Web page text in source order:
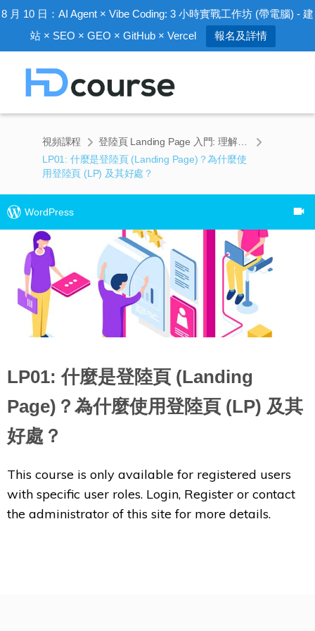
8 月 10 日：AI Agent × Vibe Coding: 3 小時實戰工作坊 (帶電腦) - 建
站 × SEO × GEO × GitHub × Vercel
報名及詳情
視頻課程
登陸頁 Landing Page 入門: 理解與策略 (1小時40分鐘)
LP01: 什麼是登陸頁 (Landing Page)？為什麼使
用登陸頁 (LP) 及其好處？
WordPress
LP01: 什麼是登陸頁 (Landing
Page)？為什麼使用登陸頁 (LP) 及其
好處？
This course is only available for registered users
with specific user roles. Login, Register or contact
the administrator of this site for more details.